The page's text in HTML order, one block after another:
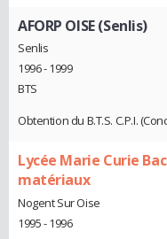
AFORP OISE (Senlis)
Senlis
1996 - 1999
BTS
Obtention du B.T.S. C.P.I.
Lycée Marie Curie
matériaux
Nogent Sur Oise
1995 - 1996